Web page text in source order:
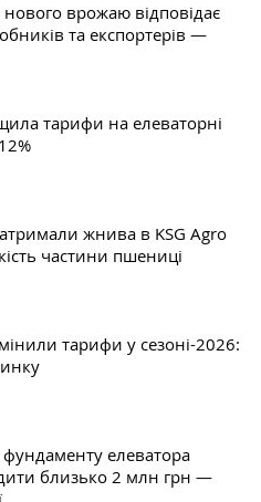
врожаю відповідає
та експортерів —
тарифи на елеваторні
жнива в KSG Agro
частини пшениці
тарифи у сезоні-2026:
фундаменту елеватора
близько 2 млн грн —